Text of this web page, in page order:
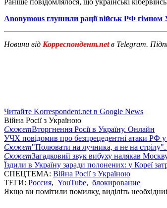
Anonymous глушили рації військ РФ гімном
Новини від Корреспондент.netв Telegram.
Читайте Korrespondent.net в Google News
Війна Росії з Україною
СюжетВторгнення Росії в Україну. Онлайн
УЧХ повідомив про безпрецедентні атаки РФ у
Сюжет"Полювати на лучника, а не на стрілу".
СюжетЗагадковий звук вибуху налякав
Їздили в Україну заради полонених: у Кореї
СПЕЦТЕМА: Війна Росії з Україною
ТЕГИ: Россия, YouTube, блокирование
Якщо ви помітили помилку, виділіть